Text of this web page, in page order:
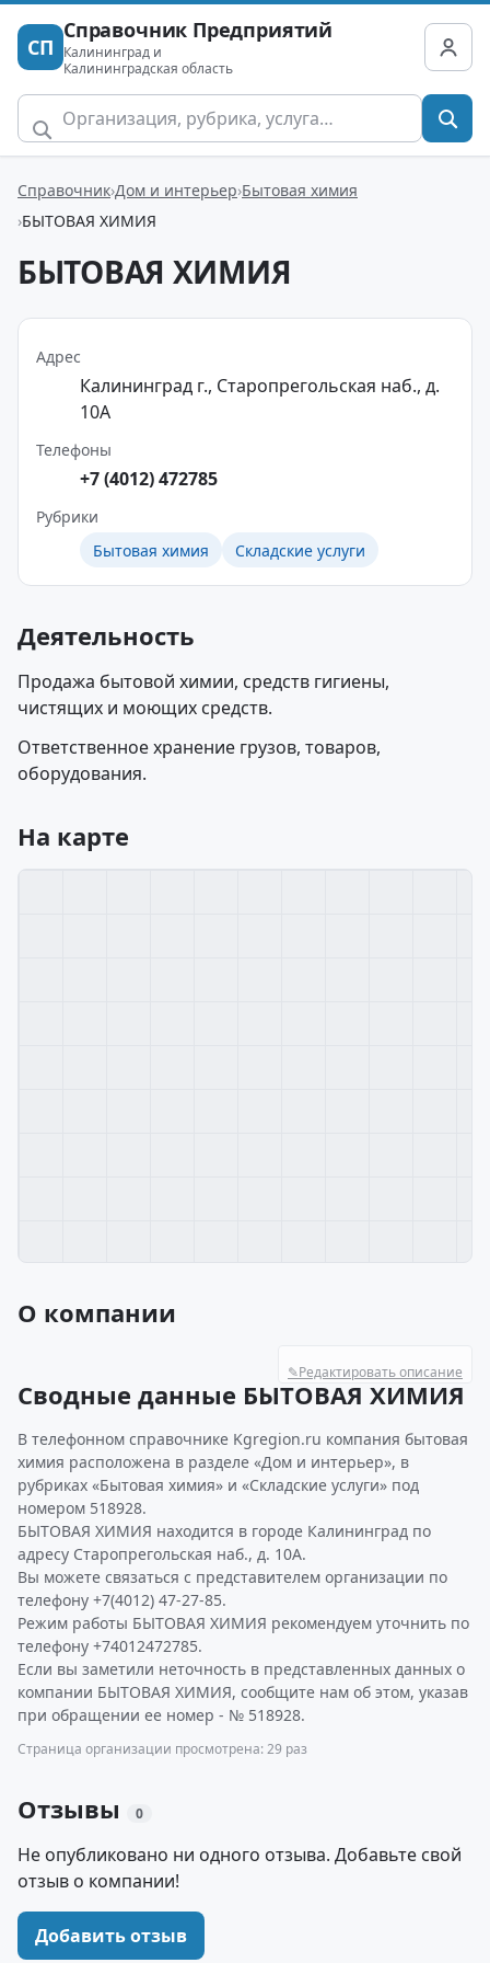
СП
Справочник Предприятий
Калининград и
Калининградская область
Справочник Дом и интерьер Бытовая химия
БЫТОВАЯ ХИМИЯ
БЫТОВАЯ ХИМИЯ
Адрес
Калининград г., Старопрегольская наб., д.
10А
Телефоны
+7 (4012) 472785
Рубрики
Бытовая химия
Складские услуги
Деятельность
Продажа бытовой химии, средств гигиены,
чистящих и моющих средств.
Ответственное хранение грузов, товаров,
оборудования.
На карте
О компании
✎Редактировать описание
Сводные данные БЫТОВАЯ ХИМИЯ
В телефонном справочнике Kgregion.ru компания бытовая
химия расположена в разделе «Дом и интерьер», в
рубриках «Бытовая химия» и «Складские услуги» под
номером 518928.
БЫТОВАЯ ХИМИЯ находится в городе Калининград по
адресу Старопрегольская наб., д. 10А.
Вы можете связаться с представителем организации по
телефону +7(4012) 47-27-85.
Режим работы БЫТОВАЯ ХИМИЯ рекомендуем уточнить по
телефону +74012472785.
Если вы заметили неточность в представленных данных о
компании БЫТОВАЯ ХИМИЯ, сообщите нам об этом, указав
при обращении ее номер - № 518928.
Страница организации просмотрена: 29 раз
Отзывы 0
Не опубликовано ни одного отзыва. Добавьте свой
отзыв о компании!
Добавить отзыв